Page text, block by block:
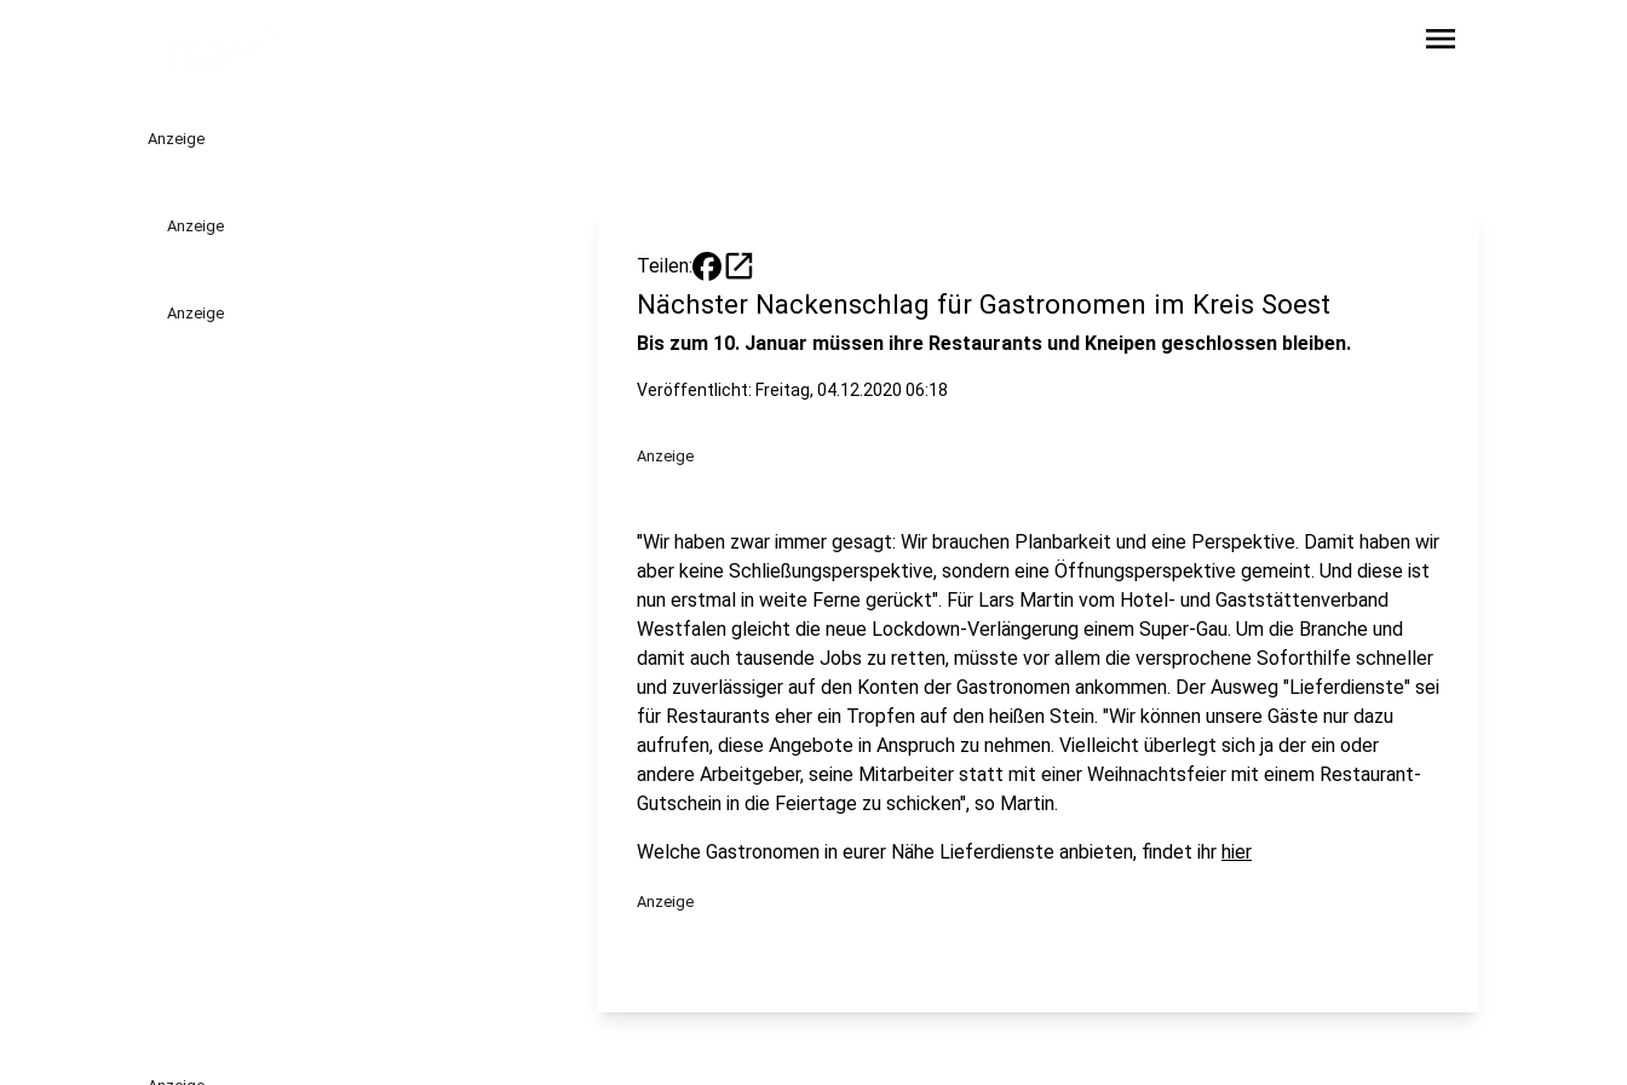
menu
Anzeige
Anzeige
Anzeige
Teilen: open_in_new
Nächster Nackenschlag für Gastronomen im Kreis Soest
Bis zum 10. Januar müssen ihre Restaurants und Kneipen geschlossen bleiben.
Veröffentlicht: Freitag, 04.12.2020 06:18
Anzeige
"Wir haben zwar immer gesagt: Wir brauchen Planbarkeit und eine Perspektive. Damit haben wir
aber keine Schließungsperspektive, sondern eine Öffnungsperspektive gemeint. Und diese ist
nun erstmal in weite Ferne gerückt". Für Lars Martin vom Hotel- und Gaststättenverband
Westfalen gleicht die neue Lockdown-Verlängerung einem Super-Gau. Um die Branche und
damit auch tausende Jobs zu retten, müsste vor allem die versprochene Soforthilfe schneller
und zuverlässiger auf den Konten der Gastronomen ankommen. Der Ausweg "Lieferdienste" sei
für Restaurants eher ein Tropfen auf den heißen Stein. "Wir können unsere Gäste nur dazu
aufrufen, diese Angebote in Anspruch zu nehmen. Vielleicht überlegt sich ja der ein oder
andere Arbeitgeber, seine Mitarbeiter statt mit einer Weihnachtsfeier mit einem Restaurant-
Gutschein in die Feiertage zu schicken", so Martin.
Welche Gastronomen in eurer Nähe Lieferdienste anbieten, findet ihr hier
Anzeige